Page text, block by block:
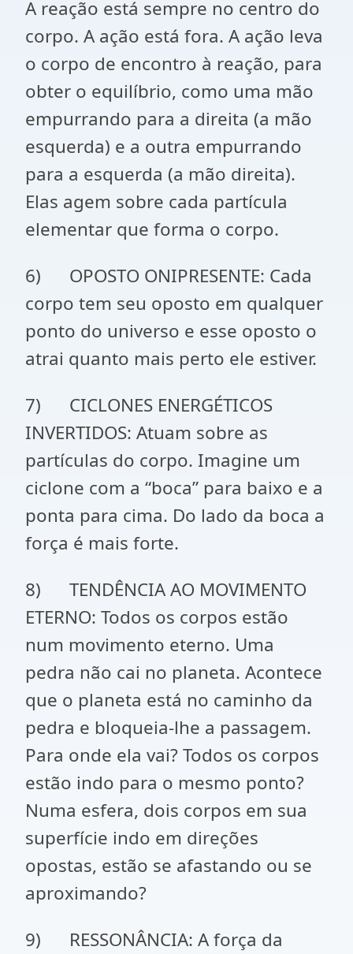
A reação está sempre no centro do
corpo. A ação está fora. A ação leva
o corpo de encontro à reação, para
obter o equilíbrio, como uma mão
empurrando para a direita (a mão
esquerda) e a outra empurrando
para a esquerda (a mão direita).
Elas agem sobre cada partícula
elementar que forma o corpo.
6) OPOSTO ONIPRESENTE: Cada
corpo tem seu oposto em qualquer
ponto do universo e esse oposto o
atrai quanto mais perto ele estiver.
7) CICLONES ENERGÉTICOS
INVERTIDOS: Atuam sobre as
partículas do corpo. Imagine um
ciclone com a “boca” para baixo e a
ponta para cima. Do lado da boca a
força é mais forte.
8) TENDÊNCIA AO MOVIMENTO
ETERNO: Todos os corpos estão
num movimento eterno. Uma
pedra não cai no planeta. Acontece
que o planeta está no caminho da
pedra e bloqueia-lhe a passagem.
Para onde ela vai? Todos os corpos
estão indo para o mesmo ponto?
Numa esfera, dois corpos em sua
superfície indo em direções
opostas, estão se afastando ou se
aproximando?
9) RESSONÂNCIA: A força da